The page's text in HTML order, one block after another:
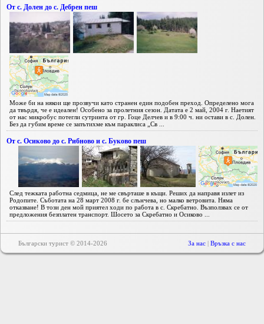
От с. Долен до с. Дебрен пеш
Може би на някои ще прозвучи като странен един подобен преход. Определено мога
да твърдя, че е идеален! Особено за пролетния сезон. Датата е 2 май, 2004 г. Наетият
от нас микробус потегли сутринта от гр. Гоце Делчев и в 9:00 ч. ни остави в с. Долен.
Без да губим време се запътихме към параклиса „Св ...
От с. Осиково до с. Рибново и с. Буково пеш
След тежката работна седмица, не ме свърташе в къщи. Реших да направя излет из
Родопите. Съботата на 28 март 2008 г. бе слънчева, но малко ветровита. Няма
отказване! В този ден мой приятел ходи по работа в с. Скребатно. Възползвах се от
предложения безплатен транспорт. Шосето за Скребатно и Осиково ...
Български турист © 2014-2026 За нас | Връзка с нас